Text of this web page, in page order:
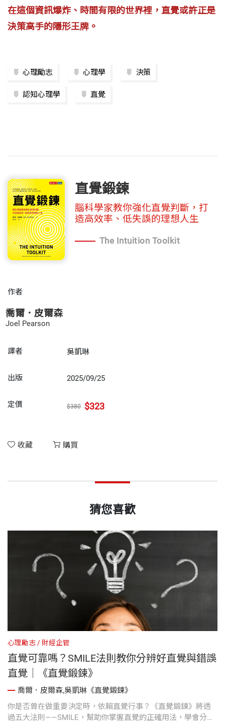
在這個資訊爆炸、時間有限的世界裡，直覺或許正是
決策高手的隱形王牌。
心理勵志 心理學 決策
認知心理學 直覺
直覺鍛鍊
腦科學家教你強化直覺判斷，打
造高效率、低失誤的理想人生
The Intuition Toolkit
作者
喬爾．皮爾森
Joel Pearson
譯者 吳凱琳
出版 2025/09/25
定價 $380 $323
收藏 購買
猜您喜歡
心理勵志 財經企管
直覺可靠嗎？SMILE法則教你分辨好直覺與錯誤
直覺｜《直覺鍛鍊》
喬爾．皮爾森,吳凱琳《直覺鍛鍊》
你是否曾在做重要決定時，依賴直覺行事？《直覺鍛鍊》將透
過五大法則——SMILE，幫助你掌握直覺的正確用法，學會分辨